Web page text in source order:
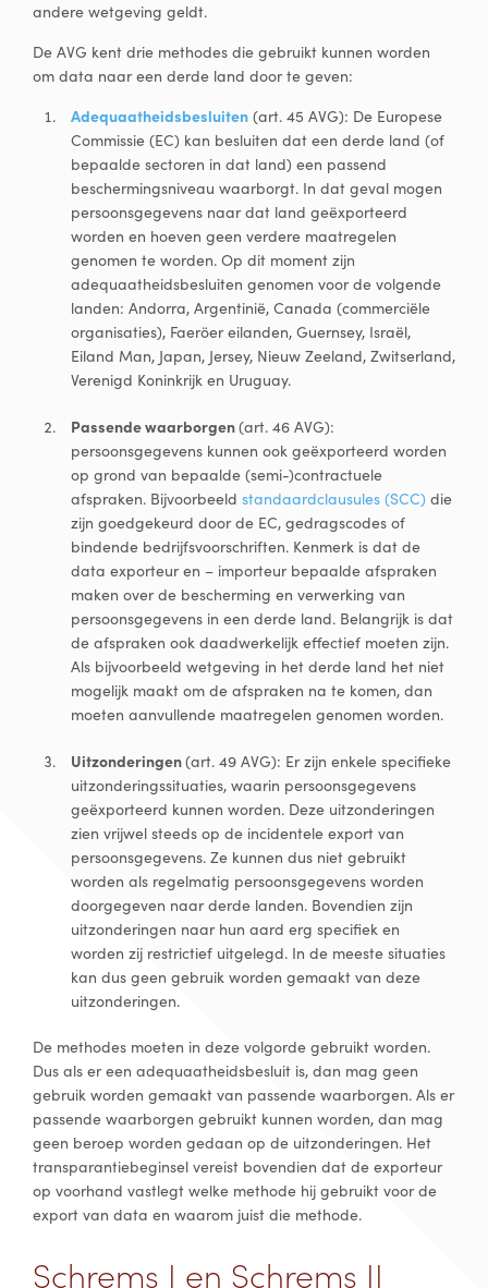
andere wetgeving geldt.
De AVG kent drie methodes die gebruikt kunnen worden
om data naar een derde land door te geven:
Adequaatheidsbesluiten (art. 45 AVG): De Europese
Commissie (EC) kan besluiten dat een derde land (of
bepaalde sectoren in dat land) een passend
beschermingsniveau waarborgt. In dat geval mogen
persoonsgegevens naar dat land geëxporteerd
worden en hoeven geen verdere maatregelen
genomen te worden. Op dit moment zijn
adequaatheidsbesluiten genomen voor de volgende
landen: Andorra, Argentinië, Canada (commerciële
organisaties), Faeröer eilanden, Guernsey, Israël,
Eiland Man, Japan, Jersey, Nieuw Zeeland, Zwitserland,
Verenigd Koninkrijk en Uruguay.
Passende waarborgen(art. 46 AVG):
persoonsgegevens kunnen ook geëxporteerd worden
op grond van bepaalde (semi-)contractuele
afspraken. Bijvoorbeeld standaardclausules (SCC) die
zijn goedgekeurd door de EC, gedragscodes of
bindende bedrijfsvoorschriften. Kenmerk is dat de
data exporteur en – importeur bepaalde afspraken
maken over de bescherming en verwerking van
persoonsgegevens in een derde land. Belangrijk is dat
de afspraken ook daadwerkelijk effectief moeten zijn.
Als bijvoorbeeld wetgeving in het derde land het niet
mogelijk maakt om de afspraken na te komen, dan
moeten aanvullende maatregelen genomen worden.
Uitzonderingen(art. 49 AVG): Er zijn enkele specifieke
uitzonderingssituaties, waarin persoonsgegevens
geëxporteerd kunnen worden. Deze uitzonderingen
zien vrijwel steeds op de incidentele export van
persoonsgegevens. Ze kunnen dus niet gebruikt
worden als regelmatig persoonsgegevens worden
doorgegeven naar derde landen. Bovendien zijn
uitzonderingen naar hun aard erg specifiek en
worden zij restrictief uitgelegd. In de meeste situaties
kan dus geen gebruik worden gemaakt van deze
uitzonderingen.
De methodes moeten in deze volgorde gebruikt worden.
Dus als er een adequaatheidsbesluit is, dan mag geen
gebruik worden gemaakt van passende waarborgen. Als er
passende waarborgen gebruikt kunnen worden, dan mag
geen beroep worden gedaan op de uitzonderingen. Het
transparantiebeginsel vereist bovendien dat de exporteur
op voorhand vastlegt welke methode hij gebruikt voor de
export van data en waarom juist die methode.
Schrems I en Schrems II